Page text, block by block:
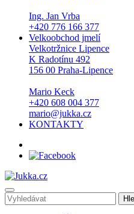
Ing. Jan Vrba
+420 776 166 377
Velkoobchod jmelí
Velkotržnice Lipence
K Radotínu 492
156 00 Praha-Lipence
Mario Keck
+420 608 004 377
mario@jukka.cz
KONTAKTY